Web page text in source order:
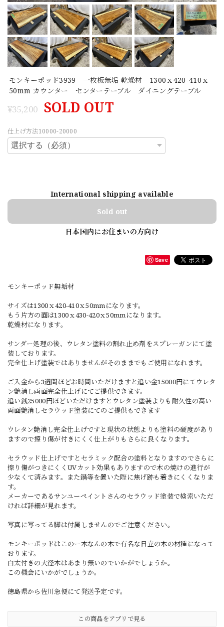
モンキーポッド3939 一枚板無垢 乾燥材 1300ｘ420-410ｘ
50mm カウンター センターテーブル ダイニングテーブル
¥35,200 SOLD OUT
仕上げ方法10000-20000
International shipping available
Sold out
日本国内にお住まいの方向け
Save
モンキーポッド無垢材
サイズは1300ｘ420-410ｘ50mmになります。
もう片方の面は1300ｘ430-420ｘ50mmになります。
乾燥材になります。
サンダー処理の後、ウレタン塗料の割れ止め剤をスプレーガンにて塗
装しております。
完全仕上げ塗装ではありませんがそのままでもご使用になれます。
ご入金から3週間ほどお時間いただけますと追い金15000円にてウレタ
ン艶消し両面完全仕上げにてご提供できます。
追い銭25000円ほどいただけますとウレタン塗装よりも耐久性の高い
両面艶消しセラウッド塗装にてのご提供もできます
ウレタン艶消し完全仕上げですと現状の状態よりも塗料の硬度があり
ますので擦り傷が付きにくく仕上がりもさらに良くなります。
セラウッド仕上げですとセラミック配合の塗料となりますのでさらに
擦り傷がつきにくくUVカット効果もありますので木の焼けの進行が
少なくて済みます。また鍋等を置いた際に焦げ跡も着きにくくなりま
す。
メーカーであるサンユーペイントさんのセラウッド塗装で検索いただ
ければ詳細が見れます。
写真に写ってる脚は付属しませんのでご注意ください。
モンキーポッドはこのー木なんの木で有名な日立の木の材種になって
おります。
白太付きの大径木はあまり無いのでいかがでしょうか。
この機会にいかがでしょうか。
徳島県から佐川急便にて発送予定です。
この商品をアプリで見る